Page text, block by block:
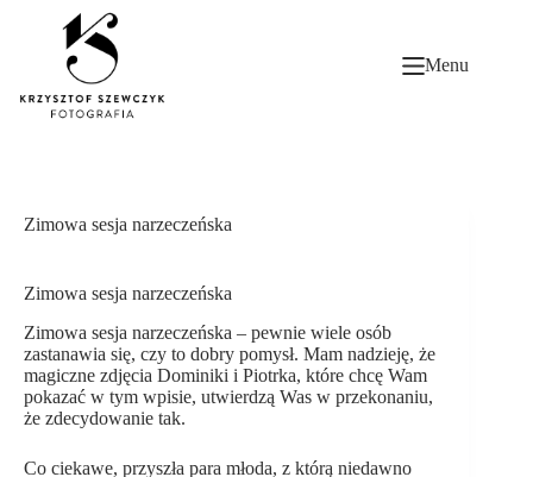
Menu
Zimowa sesja narzeczeńska
Zimowa sesja narzeczeńska
Zimowa sesja narzeczeńska – pewnie wiele osób
zastanawia się, czy to dobry pomysł. Mam nadzieję, że
magiczne zdjęcia Dominiki i Piotrka, które chcę Wam
pokazać w tym wpisie, utwierdzą Was w przekonaniu,
że zdecydowanie tak.
Co ciekawe, przyszła para młoda, z którą niedawno